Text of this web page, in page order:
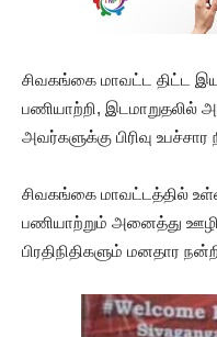
சிவகங்கை மாவட்ட திட்ட
பணியாற்றி, இடமாறுதலில்
அவர்களுக்கு பிரிவு உபச்சார
சிவகங்கை மாவட்டத்தில்
பணியாற்றும் அனைத்து
பிரதிநிதிகளும் மனதார